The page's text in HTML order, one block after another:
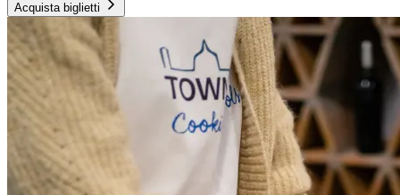
Acquista biglietti